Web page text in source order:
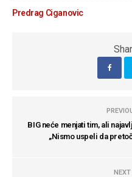
Predrag Ciganovic
BIG neće menjati tim, ali
„Nismo uspeli da
NEXT